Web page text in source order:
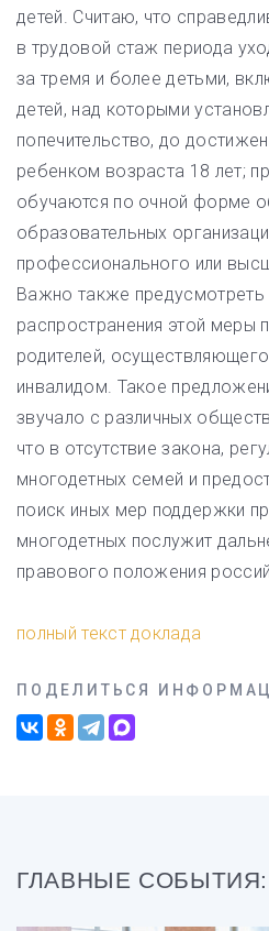
детей. Считаю, что
в трудовой стаж периода
за тремя и более детьми,
детей, над которыми
попечительство, до
ребенком возраста 18 лет;
обучаются по очной форме
образовательных
профессионального или
Важно также
распространения этой меры
родителей,
инвалидом. Такое
звучало с различных
что в отсутствие закона,
многодетных семей и
поиск иных мер поддержки
многодетных послужит
правового положения
полный текст доклада
ПОДЕЛИТЬСЯ
ГЛАВНЫЕ СОБЫТИЯ: